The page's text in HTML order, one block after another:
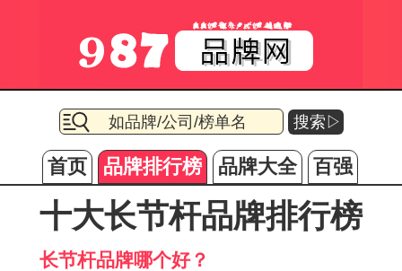
搜索▷
首页 品牌排行榜 品牌大全 百强
十大长节杆品牌排行榜
长节杆品牌哪个好？